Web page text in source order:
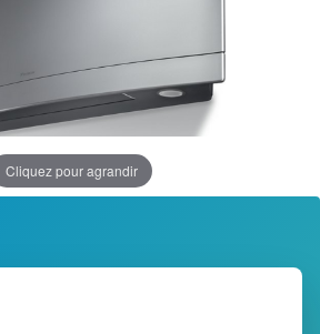
Cliquez pour agrandir